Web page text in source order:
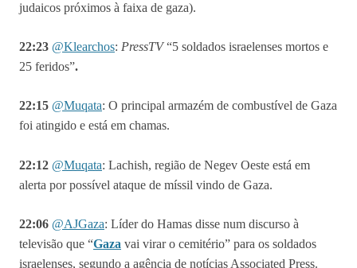
judaicos próximos à faixa de gaza).
22:23 @Klearchos: PressTV“5 soldados israelenses mortos e
25 feridos”.
22:15 @Muqata: O principal armazém de combustível de Gaza
foi atingido e está em chamas.
22:12 @Muqata: Lachish, região de Negev Oeste está em
alerta por possível ataque de míssil vindo de Gaza.
22:06 @AJGaza: Líder do Hamas disse num discurso à
televisão que “Gaza vai virar o cemitério” para os soldados
israelenses, segundo a agência de notícias Associated Press.